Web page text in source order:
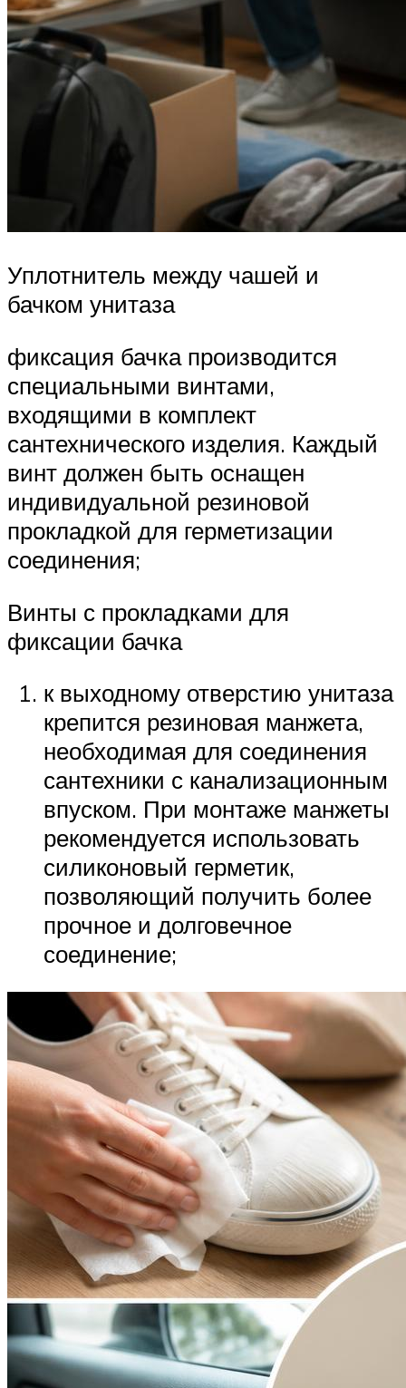
Уплотнитель между чашей и
бачком унитаза
фиксация бачка производится
специальными винтами,
входящими в комплект
сантехнического изделия. Каждый
винт должен быть оснащен
индивидуальной резиновой
прокладкой для герметизации
соединения;
Винты с прокладками для
фиксации бачка
к выходному отверстию унитаза
крепится резиновая манжета,
необходимая для соединения
сантехники с канализационным
впуском. При монтаже манжеты
рекомендуется использовать
силиконовый герметик,
позволяющий получить более
прочное и долговечное
соединение;